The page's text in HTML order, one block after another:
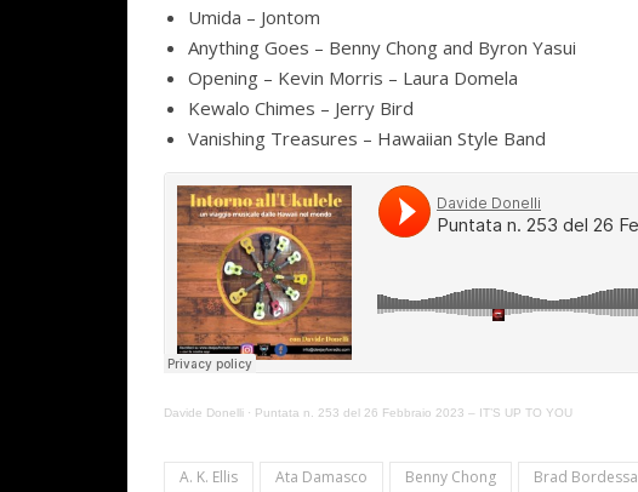
Umida – Jontom
Anything Goes – Benny Chong and Byron Yasui
Opening – Kevin Morris – Laura Domela
Kewalo Chimes – Jerry Bird
Vanishing Treasures – Hawaiian Style Band
Davide Donelli · Puntata n. 253 del 26 Febbraio 2023 – IT’S UP TO YOU
A. K. Ellis Ata Damasco Benny Chong Brad Bordessa